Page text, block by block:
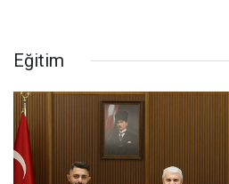
Eğitim